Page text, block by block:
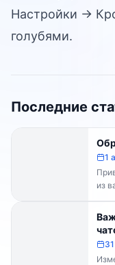
Настройки ->
голубями.
Последние
1
из